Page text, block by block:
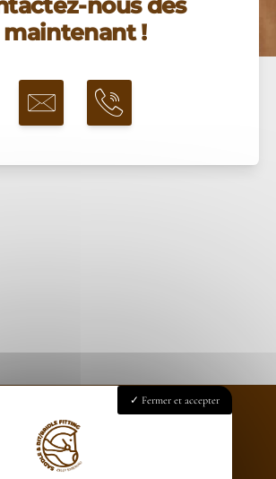
nous dès
maintenant !
Accueil
Fermer et accepter